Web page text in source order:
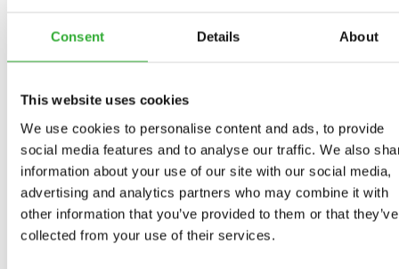
Consent Details About
This website uses cookies
We use cookies to personalise content and ads, to provide
social media features and to analyse our traffic. We also
information about your use of our site with our social media,
advertising and analytics partners who may combine it with
other information that you’ve provided to them or that they’ve
collected from your use of their services.